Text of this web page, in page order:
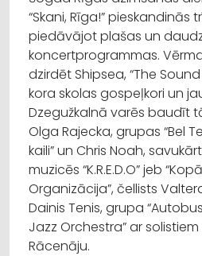
“Skani, Rīga!” pieskandinās
piedāvājot plašas un
koncertprogrammas.
dzirdēt Shipsea, “The
kora skolas gospeļkori un
Dzegužkalnā varēs baudīt
Olga Rajecka, grupas “Bel
kaili” un Chris Noah,
muzicēs “K.R.E.D.O” jeb
Organizācija”, čellists
Dainis Tenis, grupa
Jazz Orchestra” ar solistiem
Rācenāju.